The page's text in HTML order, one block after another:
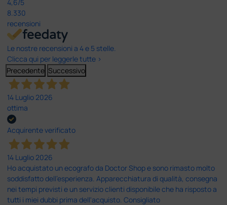
4,6/5
8.330
recensioni
Le nostre recensioni a 4 e 5 stelle.
Clicca qui per leggerle tutte >
Precedente Successivo
14 Luglio 2026
ottima
Acquirente verificato
14 Luglio 2026
Ho acquistato un ecografo da Doctor Shop e sono rimasto molto
soddisfatto dell'esperienza. Apparecchiatura di qualità, consegna
nei tempi previsti e un servizio clienti disponibile che ha risposto a
tutti i miei dubbi prima dell'acquisto. Consigliato